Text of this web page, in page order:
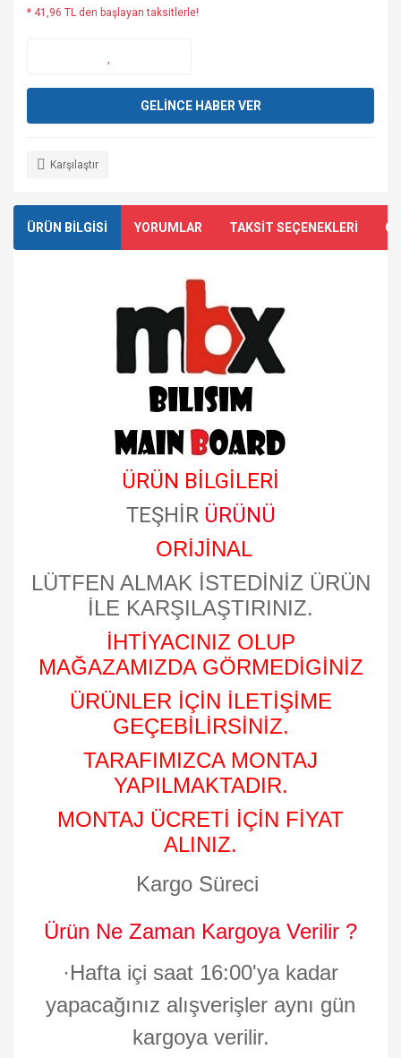
* 41,96 TL den başlayan taksitlerle!
GELİNCE HABER VER
Karşılaştır
ÜRÜN BİLGİSİ YORUMLAR TAKSİT SEÇENEKLERİ
ÜRÜN BİLGİLERİ
TEŞHİR ÜRÜNÜ
ORİJİNAL
LÜTFEN ALMAK İSTEDİNİZ ÜRÜN
İLE KARŞILAŞTIRINIZ.
İHTİYACINIZ OLUP
MAĞAZAMIZDA GÖRMEDİGİNİZ
ÜRÜNLER İÇİN İLETİŞİME
GEÇEBİLİRSİNİZ.
TARAFIMIZCA MONTAJ
YAPILMAKTADIR.
MONTAJ ÜCRETİ İÇİN FİYAT
ALINIZ.
Kargo Süreci
Ürün Ne Zaman Kargoya Verilir ?
·Hafta içi saat 16:00'ya kadar
yapacağınız alışverişler aynı gün
kargoya verilir.